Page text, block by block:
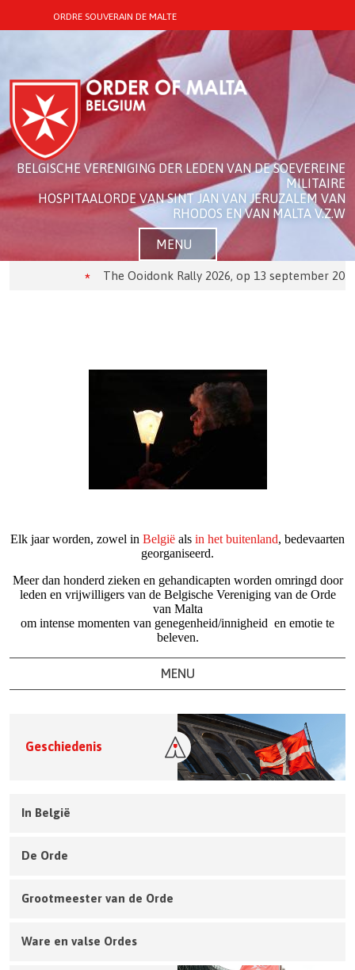
ORDRE SOUVERAIN DE MALTE
BELGISCHE VERENIGING DER LEDEN VAN DE SOEVEREINE
MILITAIRE
HOSPITAALORDE VAN SINT JAN VAN JERUZALEM VAN
RHODOS EN VAN MALTA V.Z.W
MENU
The Ooidonk Rally 2026, op 13 september 2026
Elk jaar worden, zowel in België als in het buitenland, bedevaarten
georganiseerd.
Meer dan honderd zieken en gehandicapten worden omringd door
leden en vrijwilligers van de Belgische Vereniging van de Orde
van Malta
om intense momenten van genegenheid/innigheid en emotie te
beleven.
MENU
Geschiedenis
In België
De Orde
Grootmeester van de Orde
Ware en valse Ordes